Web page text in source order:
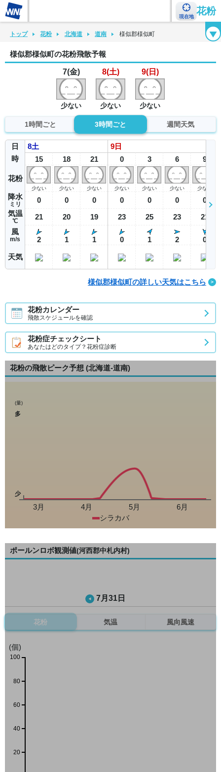
現在地
花粉
花粉カレンダー 花粉図鑑 花粉症チェックシート 花粉症ハンドブック
トップ 花粉 北海道 道南 様似郡様似町
様似郡様似町の花粉飛散予報
7(金)
少ない
8(土)
少ない
9(日)
少ない
1時間ごと 3時間ごと 週間天気
日
時
花粉
降水
ミリ
気温
℃
風
m/s
天気
8土
15
少ない
0
21
2
18
少ない
0
20
1
21
少ない
0
19
1
9 日
0
少ない
0
23
0
3
少ない
0
25
1
6
少ない
0
23
2
9
少ない
0
21
0
様似郡様似町の詳しい天気はこちら
花粉カレンダー
飛散スケジュールを確認
花粉症チェックシート
あなたはどのタイプ？花粉症診断
花粉の飛散ピーク予想 (北海道-道南)
(量)
多
少
3月 4月 5月
6月
シラカバ
ポールンロボ観測値(河西郡中札内村)
7月31日
花粉 気温 風向風速
(個)
20
40
60
80
100